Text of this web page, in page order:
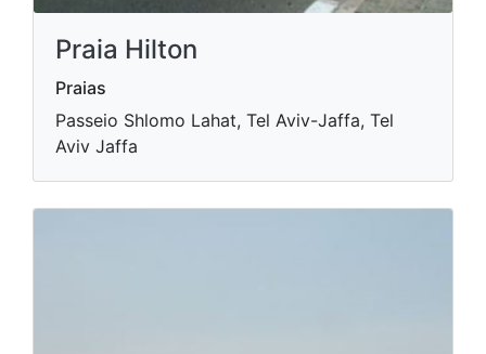
Praia Hilton
Praias
Passeio Shlomo Lahat, Tel Aviv-Jaffa, Tel
Aviv Jaffa